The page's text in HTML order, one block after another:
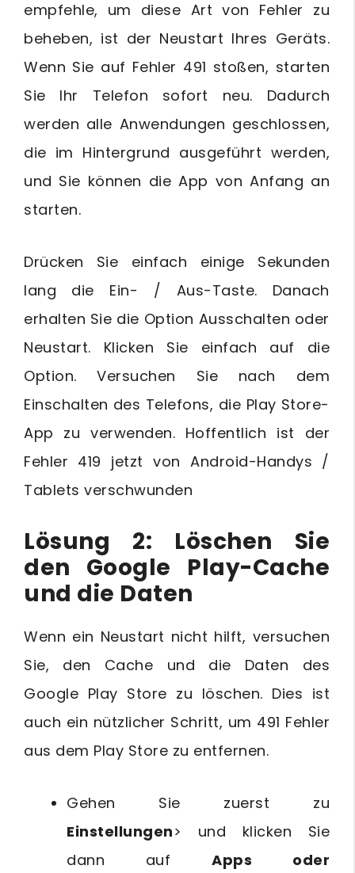
empfehle, um diese Art von Fehler zu
beheben, ist der Neustart Ihres Geräts.
Wenn Sie auf Fehler 491 stoßen, starten
Sie Ihr Telefon sofort neu. Dadurch
werden alle Anwendungen geschlossen,
die im Hintergrund ausgeführt werden,
und Sie können die App von Anfang an
starten.
Drücken Sie einfach einige Sekunden
lang die Ein- / Aus-Taste. Danach
erhalten Sie die Option Ausschalten oder
Neustart. Klicken Sie einfach auf die
Option. Versuchen Sie nach dem
Einschalten des Telefons, die Play Store-
App zu verwenden. Hoffentlich ist der
Fehler 419 jetzt von Android-Handys /
Tablets verschwunden
Lösung 2: Löschen Sie
den Google Play-Cache
und die Daten
Wenn ein Neustart nicht hilft, versuchen
Sie, den Cache und die Daten des
Google Play Store zu löschen. Dies ist
auch ein nützlicher Schritt, um 491 Fehler
aus dem Play Store zu entfernen.
Gehen Sie zuerst zu
Einstellungen> und klicken Sie
dann aufApps oder